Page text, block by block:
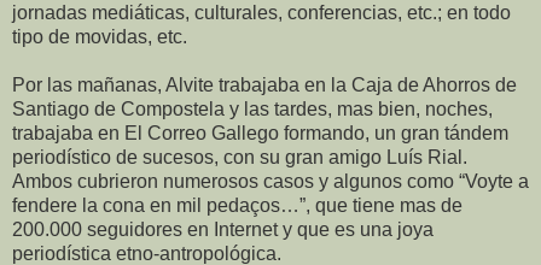
jornadas mediáticas, culturales, conferencias, etc.; en todo
tipo de movidas, etc.
Por las mañanas, Alvite trabajaba en la Caja de Ahorros de
Santiago de Compostela y las tardes, mas bien, noches,
trabajaba en El Correo Gallego formando, un gran tándem
periodístico de sucesos, con su gran amigo Luís Rial.
Ambos cubrieron numerosos casos y algunos como “Voyte a
fendere la cona en mil pedaços…”, que tiene mas de
200.000 seguidores en Internet y que es una joya
periodística etno-antropológica.